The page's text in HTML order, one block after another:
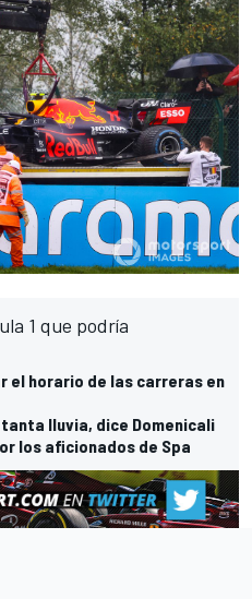
1 que podría
el horario de las carreras en
tanta lluvia, dice Domenicali
los aficionados de Spa